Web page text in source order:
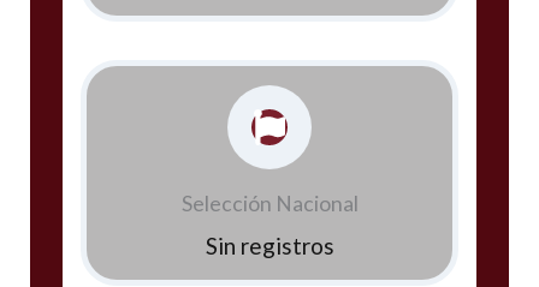
Selección Nacional
Sin registros